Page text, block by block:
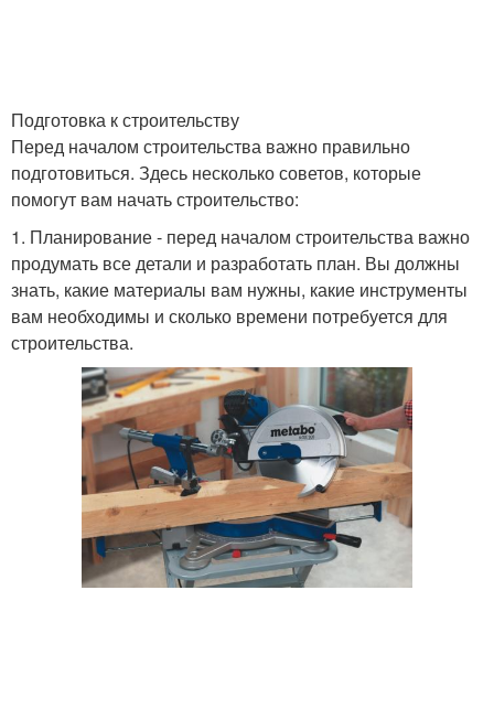
Подготовка к строительству
Перед началом строительства важно правильно
подготовиться. Здесь несколько советов, которые
помогут вам начать строительство:
1. Планирование - перед началом строительства важно
продумать все детали и разработать план. Вы должны
знать, какие материалы вам нужны, какие инструменты
вам необходимы и сколько времени потребуется для
строительства.